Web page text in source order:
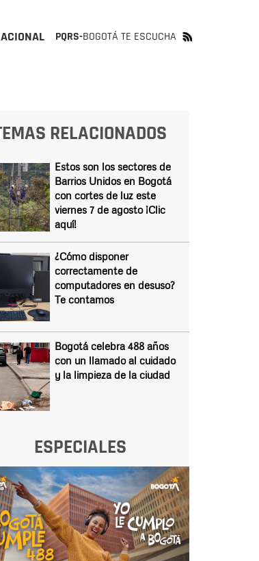
PQRS-BOGOTÁ TE ESCUCHA
RELACIONADOS
Estos son los sectores de
Barrios Unidos en Bogotá
con cortes de luz este
viernes 7 de agosto ¡Clic
aquí!
¿Cómo disponer
correctamente de
computadores en desuso?
Te contamos
Bogotá celebra 488 años
con un llamado al cuidado
y la limpieza de la ciudad
ESPECIALES